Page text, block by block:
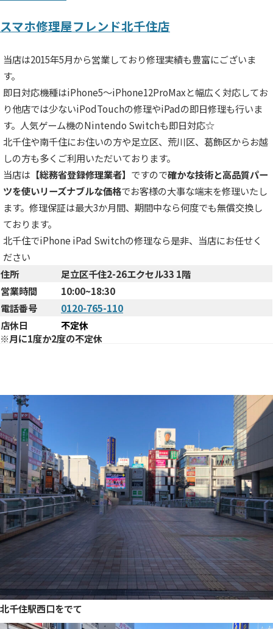
スマホ修理屋フレンド北千住店
当店は2015年5月から営業しており修理実績も豊富にございま
す。
即日対応機種はiPhone5～iPhone12ProMaxと幅広く対応してお
り他店では少ないiPodTouchの修理やiPadの即日修理も行いま
す。人気ゲーム機のNintendo Switchも即日対応☆
北千住や南千住にお住いの方や足立区、荒川区、葛飾区からお越
しの方も多くご利用いただいております。
当店は 【総務省登録修理業者】 ですので確かな技術と高品質パー
ツを使いリーズナブルな価格でお客様の大事な端末を修理いたし
ます。修理保証は最大3か月間、期間中なら何度でも無償交換し
ております。
北千住でiPhone iPad Switchの修理なら是非、当店にお任せく
ださい
住所
足立区千住2-26エクセル33 1階
営業時間
10:00~18:30
電話番号
0120-765-110
店休日
不定休
※月に1度か2度の不定休
北千住駅西口をでて